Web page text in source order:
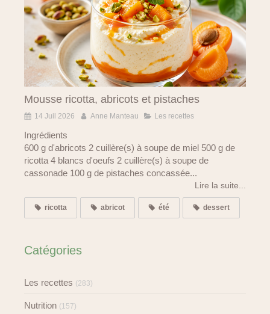
Mousse ricotta, abricots et pistaches
14 Juil 2026 Anne Manteau Les recettes
Ingrédients
600 g d'abricots 2 cuillère(s) à soupe de miel 500 g de
ricotta 4 blancs d'oeufs 2 cuillère(s) à soupe de
cassonade 100 g de pistaches concassée...
Lire la suite...
ricotta abricot été dessert
Catégories
Les recettes (283)
Nutrition (157)